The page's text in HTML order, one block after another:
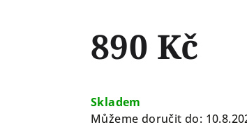
890 Kč
cena:
Skladem
Můžeme doručit do: